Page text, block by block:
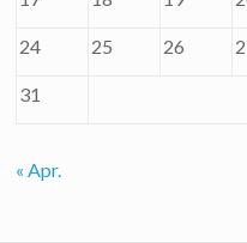
24 25 26
31
« Apr.